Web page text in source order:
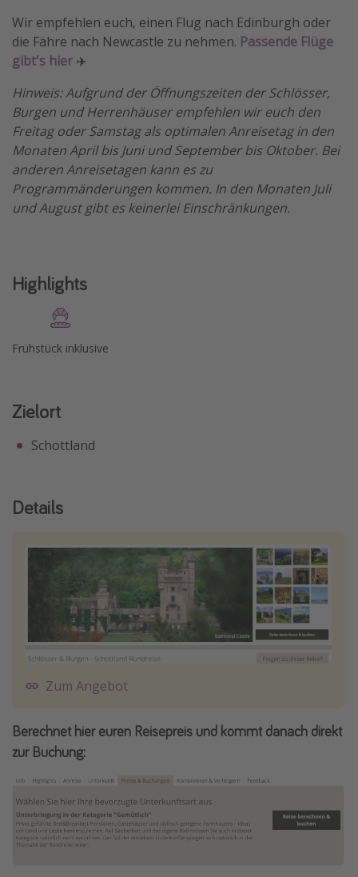
Wir empfehlen euch, einen Flug nach Edinburgh oder
die Fähre nach Newcastle zu nehmen. Passende Flüge
gibt's hier ✈️
Hinweis: Aufgrund der Öffnungszeiten der Schlösser,
Burgen und Herrenhäuser empfehlen wir euch den
Freitag oder Samstag als optimalen Anreisetag in den
Monaten April bis Juni und September bis Oktober. Bei
anderen Anreisetagen kann es zu
Programmänderungen kommen. In den Monaten Juli
und August gibt es keinerlei Einschränkungen.
Highlights
Frühstück inklusive
Zielort
Schottland
Details
Zum Angebot
Berechnet hier euren Reisepreis und kommt danach direkt
zur Buchung: